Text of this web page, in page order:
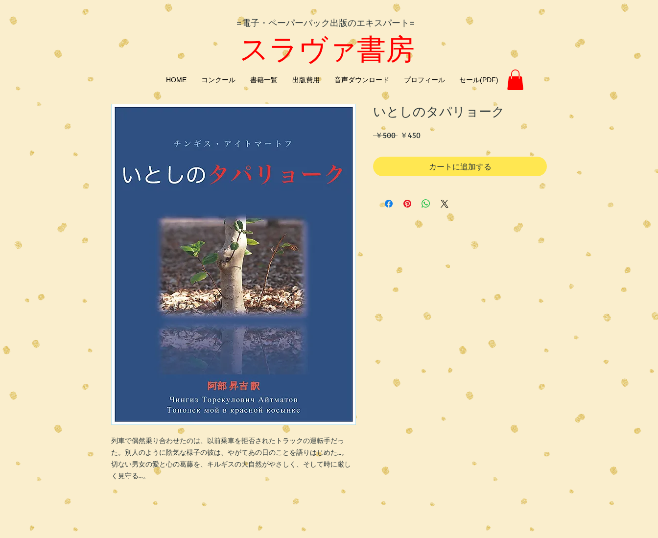
=電子・ペーパーバック出版のエキスパート=
スラヴァ書房
HOME コンクール 書籍一覧 出版費用 音声ダウンロード プロフィール セール(PDF)
列車で偶然乗り合わせたのは、以前乗車を拒否されたトラックの運転手だっ
た。別人のように陰気な様子の彼は、やがてあの日のことを語りはじめた…。
切ない男女の愛と心の葛藤を、キルギスの大自然がやさしく、そして時に厳し
く見守る...。
いとしのタパリョーク
￥500 通
価
￥450セ
ル
格
カートに追加する